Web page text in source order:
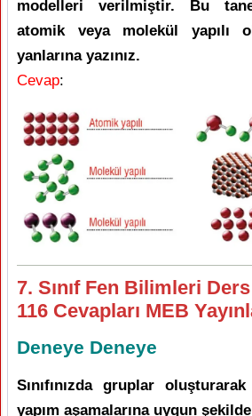
modelleri verilmiştir. Bu
atomik veya molekül yapılı
yanlarına yazınız.
Cevap:
7. Sınıf Fen Bilimleri
116 Cevapları MEB
Deneye Deneye
Sınıfınızda gruplar
yapım aşamalarına uygun